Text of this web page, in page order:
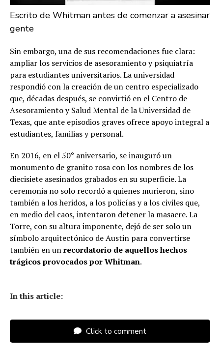
Escrito de Whitman antes de comenzar a asesinar
gente
Sin embargo, una de sus recomendaciones fue clara:
ampliar los servicios de asesoramiento y psiquiatría
para estudiantes universitarios. La universidad
respondió con la creación de un centro especializado
que, décadas después, se convirtió en el Centro de
Asesoramiento y Salud Mental de la Universidad de
Texas, que ante episodios graves ofrece apoyo integral a
estudiantes, familias y personal.
En 2016, en el 50° aniversario, se inauguró un
monumento de granito rosa con los nombres de los
diecisiete asesinados grabados en su superficie. La
ceremonia no solo recordó a quienes murieron, sino
también a los heridos, a los policías y a los civiles que,
en medio del caos, intentaron detener la masacre. La
Torre, con su altura imponente, dejó de ser solo un
símbolo arquitectónico de Austin para convertirse
también en unrecordatorio de aquellos hechos
trágicos provocados por Whitman.
In this article:
Click to comment